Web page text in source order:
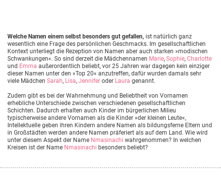
Welche Namen einem selbst besonders gut gefallen, ist natürlich ganz
wesentlich eine Frage des persönlichen Geschmacks. Im gesellschaftlichen
Kontext unterliegt die Rezeption von Namen aber auch starken »modischen
Schwankungen«. So sind derzeit die Mädchennamen Marie, Sophie, Charlotte
und Emma außerordentlich beliebt, vor 25 Jahren war dagegen kein einziger
dieser Namen unter den »Top 20« anzutreffen, dafür wurden damals sehr
viele Mädchen Sarah, Lisa, Jennifer oder Laura genannt.
Zudem gibt es bei der Wahrnehmung und Beliebtheit von Vornamen
erhebliche Unterschiede zwischen verschiedenen gesellschaftlichen
Schichten. Dadurch erhalten auch Kinder im bürgerlichen Milieu
typischerweise andere Vornamen als die Kinder »der kleinen Leute«,
Intellektuelle geben ihren Kindern andere Namen als bildungsferne Eltern und
in Großstädten werden andere Namen präferiert als auf dem Land. Wie wird
unter diesem Aspekt der Name Nmasinachi wahrgenommen? In welchen
Kreisen ist der Name Nmasinachi besonders beliebt?